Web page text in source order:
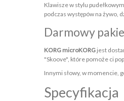
Klawisze w stylu
podczas występów na żywo,
Darmowy
KORG microKORG jest
"Skoove", które pomoże ci
Innymi słowy, w momencie,
Specyfikacja